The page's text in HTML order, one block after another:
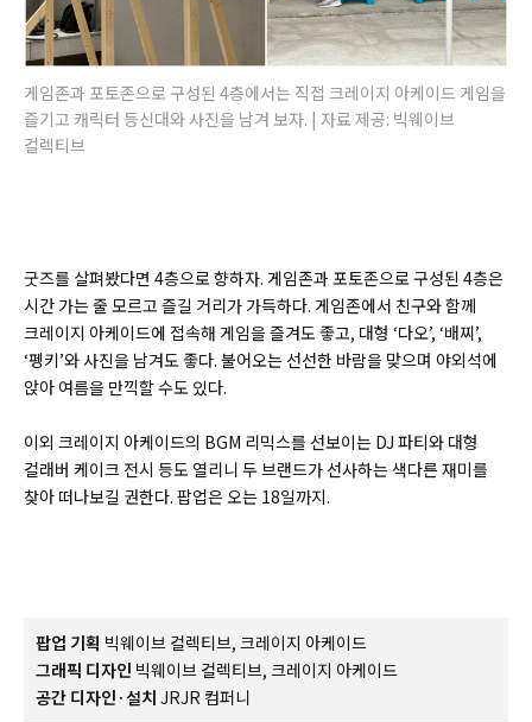
게임존과 포토존으로 구성된 4층에서는 직접 크레이지 아케이드 게임을
즐기고 캐릭터 등신대와 사진을 남겨 보자. | 자료 제공: 빅웨이브
컬렉티브
굿즈를 살펴봤다면 4층으로 향하자. 게임존과 포토존으로 구성된 4층은
시간 가는 줄 모르고 즐길 거리가 가득하다. 게임존에서 친구와 함께
크레이지 아케이드에 접속해 게임을 즐겨도 좋고, 대형 ‘다오’, ‘배찌’,
‘펭키’와 사진을 남겨도 좋다. 불어오는 선선한 바람을 맞으며 야외석에
앉아 여름을 만끽할 수도 있다.
이외 크레이지 아케이드의 BGM 리믹스를 선보이는 DJ 파티와 대형
컬래버 케이크 전시 등도 열리니 두 브랜드가 선사하는 색다른 재미를
찾아 떠나보길 권한다. 팝업은 오는 18일까지.
팝업 기획 빅웨이브 컬렉티브, 크레이지 아케이드
그래픽 디자인 빅웨이브 컬렉티브, 크레이지 아케이드
공간 디자인·설치 JRJR 컴퍼니